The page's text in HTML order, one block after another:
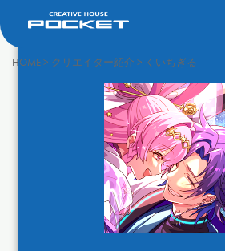
HOME> クリエイター紹介 > くいちぎる